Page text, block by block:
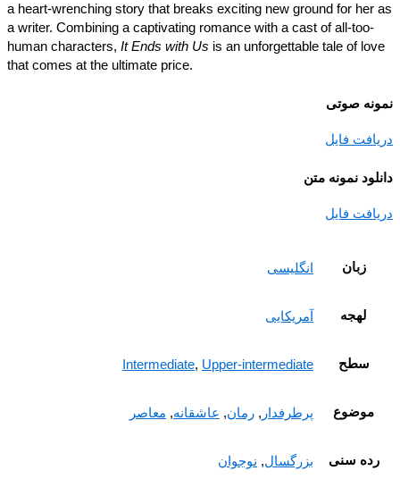
a heart-wrenching story that breaks exciting new ground for
a writer. Combining a captivating romance with a cast of all-too-
human characters,It Ends with Usis an unforgettable tale of
that comes at the ultimate price.
صوتی
فایل
نمونه متن
فایل
انگلیسی
لهجه آمریکایی
سطح Intermediate,Upper-intermediate
موضوع پرطرفدار ,رمان ,عاشقانه,معاصر
سنی بزرگسال,نوجوان